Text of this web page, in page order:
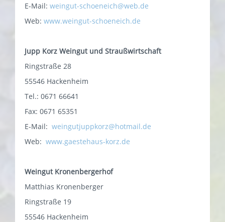
E-Mail: weingut-schoeneich@web.de
Web: www.weingut-schoeneich.de
Jupp Korz Weingut und Straußwirtschaft
Ringstraße 28
55546 Hackenheim
Tel.: 0671 66641
Fax: 0671 65351
E-Mail: weingutjuppkorz@hotmail.de
Web: www.gaestehaus-korz.de
Weingut Kronenbergerhof
Matthias Kronenberger
Ringstraße 19
55546 Hackenheim